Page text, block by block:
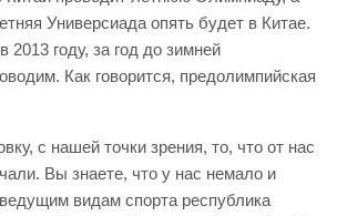
Универсиада опять будет в Китае.
2013 году, за год до зимней
Как говорится, предолимпийская
с нашей точки зрения, то, что от нас
Вы знаете, что у нас немало и
видам спорта республика